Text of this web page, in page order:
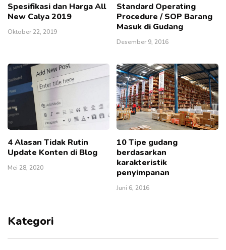
Spesifikasi dan Harga All
New Calya 2019
Oktober 22, 2019
Standard Operating
Procedure / SOP Barang
Masuk di Gudang
Desember 9, 2016
4 Alasan Tidak Rutin
Update Konten di Blog
Mei 28, 2020
10 Tipe gudang
berdasarkan
karakteristik
penyimpanan
Juni 6, 2016
Kategori